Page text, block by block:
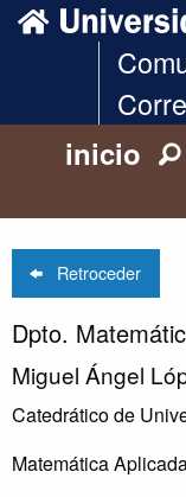
inicio
Retroceder
Dpto.
Miguel Ángel
Catedrático de
Matemática